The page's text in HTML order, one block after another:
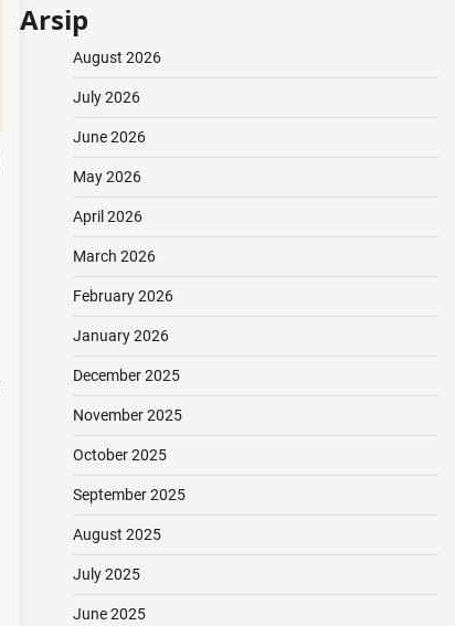
Arsip
August 2026
July 2026
June 2026
May 2026
April 2026
March 2026
February 2026
January 2026
December 2025
November 2025
October 2025
September 2025
August 2025
July 2025
June 2025